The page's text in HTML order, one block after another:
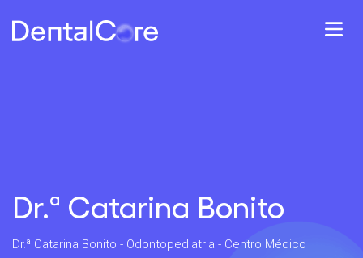
Dr.ª Catarina Bonito
Dr.ª Catarina Bonito - Odontopediatria - Centro Médico